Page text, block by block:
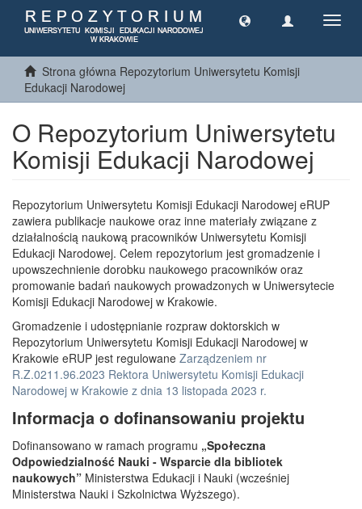
Strona główna Repozytorium Uniwersytetu Komisji
Edukacji Narodowej
O Repozytorium Uniwersytetu
Komisji Edukacji Narodowej
Repozytorium Uniwersytetu Komisji Edukacji Narodowej eRUP
zawiera publikacje naukowe oraz inne materiały związane z
działalnością naukową pracowników Uniwersytetu Komisji
Edukacji Narodowej. Celem repozytorium jest gromadzenie i
upowszechnienie dorobku naukowego pracowników oraz
promowanie badań naukowych prowadzonych w Uniwersytecie
Komisji Edukacji Narodowej w Krakowie.
Gromadzenie i udostępnianie rozpraw doktorskich w
Repozytorium Uniwersytetu Komisji Edukacji Narodowej w
Krakowie eRUP jest regulowane Zarządzeniem nr
R.Z.0211.96.2023 Rektora Uniwersytetu Komisji Edukacji
Narodowej w Krakowie z dnia 13 listopada 2023 r.
Informacja o dofinansowaniu projektu
Dofinansowano w ramach programu „Społeczna
Odpowiedzialność Nauki - Wsparcie dla bibliotek
naukowych” Ministerstwa Edukacji i Nauki (wcześniej
Ministerstwa Nauki i Szkolnictwa Wyższego).